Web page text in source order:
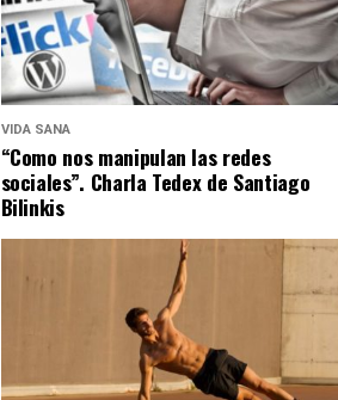
VIDA SANA
“Como nos manipulan las redes
sociales”. Charla Tedex de Santiago
Bilinkis